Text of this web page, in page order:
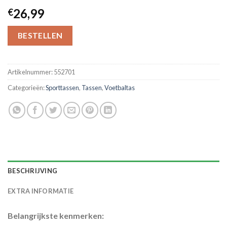
€26,99
BESTELLEN
Artikelnummer:552701
Categorieën:Sporttassen, Tassen,Voetbaltas
BESCHRIJVING
EXTRA INFORMATIE
Belangrijkste kenmerken: